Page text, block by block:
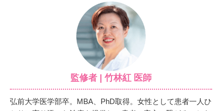
監修者 | 竹林紅 医師
弘前大学医学部卒。MBA、PhD取得。女性として患者一人ひ